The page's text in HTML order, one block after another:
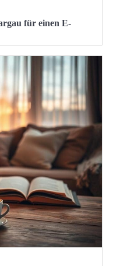
für einen E-